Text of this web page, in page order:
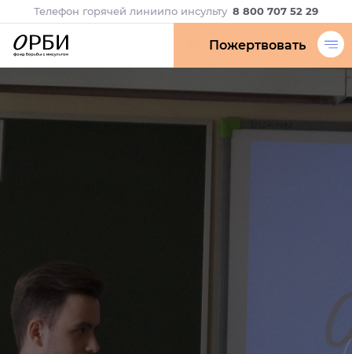
Телефон горячей линиипо инсульту 8 800 707 52 29
Пожертвовать